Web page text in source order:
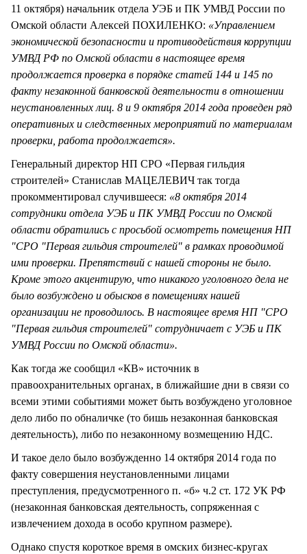
11 октября) начальник отдела УЭБ и ПК УМВД России по
Омской области Алексей ПОХИЛЕНКО: «Управлением
экономической безопасности и противодействия коррупции
УМВД РФ по Омской области в настоящее время
продолжается проверка в порядке статей 144 и 145 по
факту незаконной банковской деятельности в отношении
неустановленных лиц. 8 и 9 октября 2014 года проведен ряд
оперативных и следственных мероприятий по материалам
проверки, работа продолжается».
Генеральный директор НП СРО «Первая гильдия
строителей» Станислав МАЦЕЛЕВИЧ так тогда
прокомментировал случившееся: «8 октября 2014
сотрудники отдела УЭБ и ПК УМВД России по Омской
области обратились с просьбой осмотреть помещения НП
"СРО "Первая гильдия строителей" в рамках проводимой
ими проверки. Препятствий с нашей стороны не было.
Кроме этого акцентирую, что никакого уголовного дела не
было возбуждено и обысков в помещениях нашей
организации не проводилось. В настоящее время НП "СРО
"Первая гильдия строителей" сотрудничает с УЭБ и ПК
УМВД России по Омской области».
Как тогда же сообщил «КВ» источник в
правоохранительных органах, в ближайшие дни в связи со
всеми этими событиями может быть возбуждено уголовное
дело либо по обналичке (то бишь незаконная банковская
деятельность), либо по незаконному возмещению НДС.
И такое дело было возбужденно 14 октября 2014 года по
факту совершения неустановленными лицами
преступления, предусмотренного п. «б» ч.2 ст. 172 УК РФ
(незаконная банковская деятельность, сопряженная с
извлечением дохода в особо крупном размере).
Однако спустя короткое время в омских бизнес-кругах